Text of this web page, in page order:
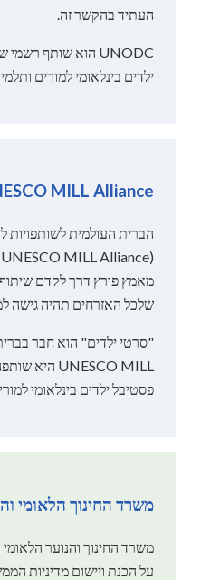
העתיד בהקשר זה.
UNODC הוא שותף רשמי של
ילדים בינלאומי למורים
MILL Alliance
הברית העולמית לשותפויות
מאמץ פורץ דרך לקדם שיתוף
שלכל האזרחים תהיה גישה
UNESCO MILL היא שותפה רשמית של
פסטיבל ילדים בינלאומי
משרד החינוך הלאומי
משרד החינוך והנוער
על הכנת ויישום מדיניות